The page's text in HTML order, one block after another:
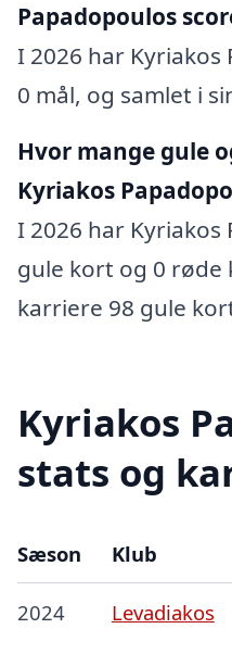
Papadopoulos
I 2026 har
0 mål, og samlet i
Hvor mange gule
Kyriakos
I 2026 har
gule kort og 0 røde
karriere 98 gule
Kyriakos
stats og
Sæson Klub
2024 Levadiakos